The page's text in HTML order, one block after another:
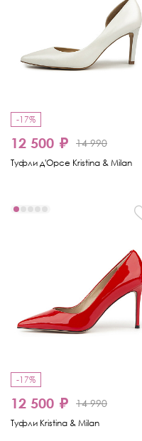
-17%
12 500 ₽ 14 990
Туфли д'Орсе Kristina & Milan
-17%
12 500 ₽ 14 990
Туфли Kristina & Milan